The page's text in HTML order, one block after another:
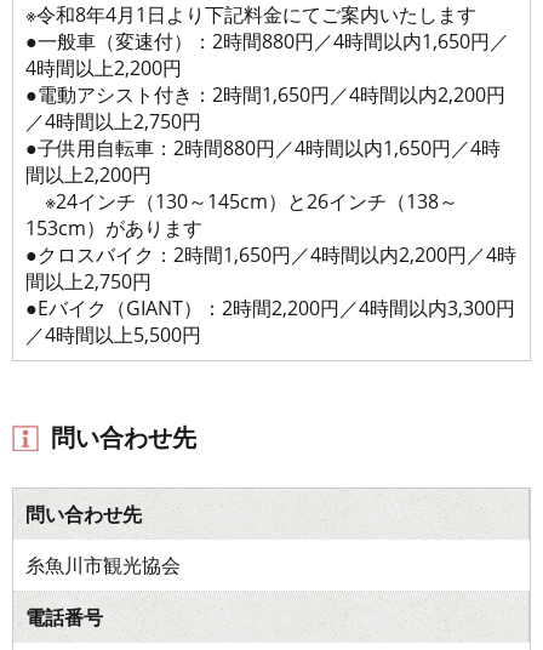
※令和8年4月1日より下記料金にてご案内いたします
●一般車（変速付）：2時間880円／4時間以内1,650円／
4時間以上2,200円
●電動アシスト付き：2時間1,650円／4時間以内2,200円
／4時間以上2,750円
●子供用自転車：2時間880円／4時間以内1,650円／4時
間以上2,200円
※24インチ（130～145cm）と26インチ（138～
153cm）があります
●クロスバイク：2時間1,650円／4時間以内2,200円／4時
間以上2,750円
●Eバイク（GIANT）：2時間2,200円／4時間以内3,300円
／4時間以上5,500円
問い合わせ先
問い合わせ先
糸魚川市観光協会
電話番号